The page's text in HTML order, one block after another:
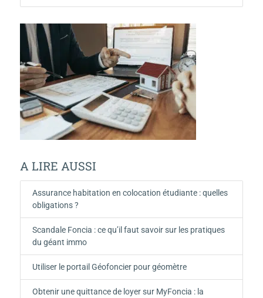
A LIRE AUSSI
Assurance habitation en colocation étudiante : quelles
obligations ?
Scandale Foncia : ce qu’il faut savoir sur les pratiques
du géant immo
Utiliser le portail Géofoncier pour géomètre
Obtenir une quittance de loyer sur MyFoncia : la